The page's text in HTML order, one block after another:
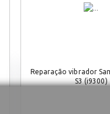
Reparação vibrador
S3 (i9300)